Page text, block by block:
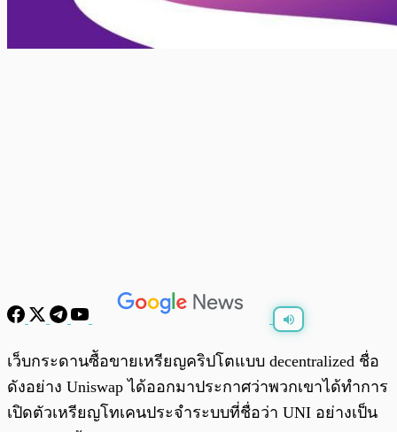
พร้อมเล่น
เว็บกระดานซืัอขายเหรียญคริปโตแบบ decentralized ชื่อ
ดังอย่าง Uniswap ได้ออกมาประกาศว่าพวกเขาได้ทำการ
เปิดตัวเหรียญโทเคนประจำระบบที่ชื่อว่า UNI อย่างเป็น